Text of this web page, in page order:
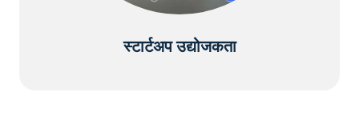
स्टार्टअप उद्योजकता